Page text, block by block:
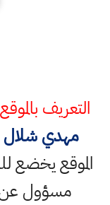
التعريف
مهدي شلال
الموقع يخضع
مسؤول عن